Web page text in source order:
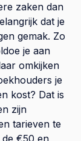
zaken dan
dat je
gemak. Zo
je aan
omkijken
je
kost? Dat is
zijn
tarieven te